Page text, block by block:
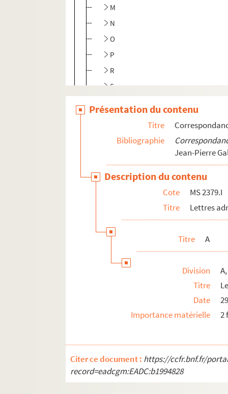
M
N
O
P
R
S
MS 2379.III. Archives diverses
Présentation du contenu
Titre
Bibliographie
Jean-Pierre
Description du contenu
Cote
MS 2379.I
Titre
Lettres
Titre A
Division
Titre
Date
Importance matérielle
2
Citer ce document : https://ccfr.bnf.fr/
record=eadcgm:EADC:b1994828